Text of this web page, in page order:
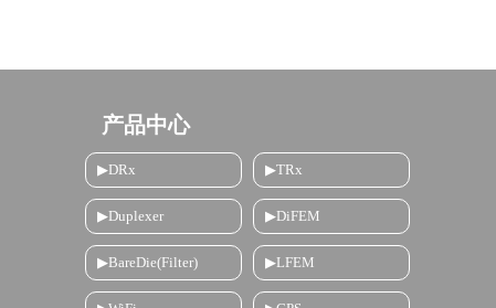
产品中心
▶DRx ▶TRx
▶Duplexer ▶DiFEM
▶BareDie(Filter) ▶LFEM